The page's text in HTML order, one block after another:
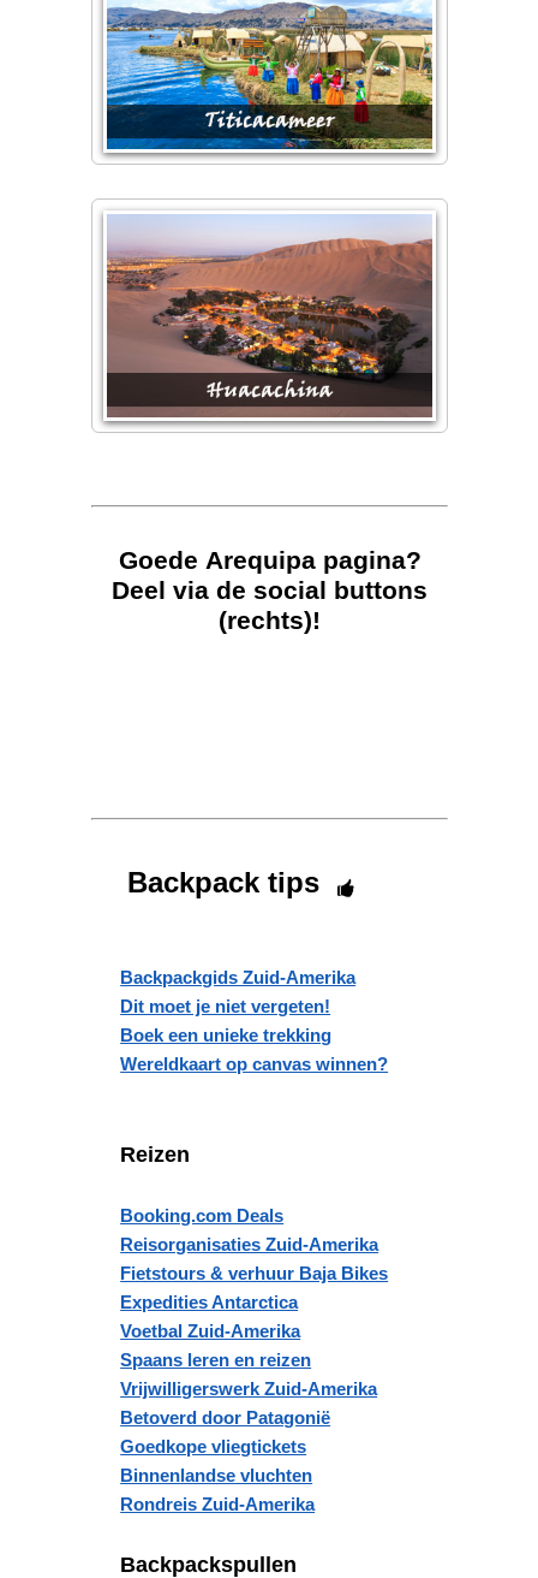
Goede Arequipa pagina?
Deel via de social buttons
(rechts)!
Backpack tips
Backpackgids Zuid-Amerika
Dit moet je niet vergeten!
Boek een unieke trekking
Wereldkaart op canvas winnen?
Reizen
Booking.com Deals
Reisorganisaties Zuid-Amerika
Fietstours & verhuur Baja Bikes
Expedities Antarctica
Voetbal Zuid-Amerika
Spaans leren en reizen
Vrijwilligerswerk Zuid-Amerika
Betoverd door Patagonië
Goedkope vliegtickets
Binnenlandse vluchten
Rondreis Zuid-Amerika
Backpackspullen